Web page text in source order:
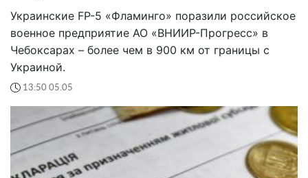
Украинские FP-5 «Фламинго» поразили российское
военное предприятие АО «ВНИИР-Прогресс» в
Чебоксарах – более чем в 900 км от границы с
Украиной.
13:50 05.05